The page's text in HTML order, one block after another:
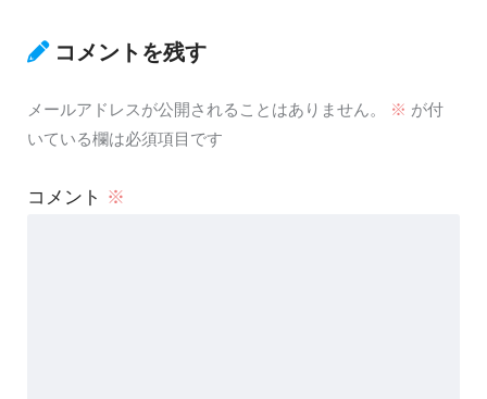
コメントを残す
メールアドレスが公開されることはありません。 ※ が付
いている欄は必須項目です
コメント ※